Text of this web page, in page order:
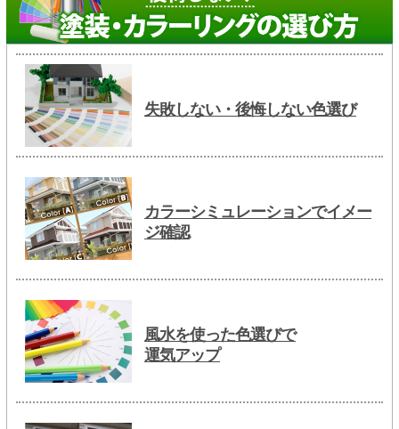
失敗しない・後悔しない色選び
カラーシミュレーションでイメー
ジ確認
風水を使った色選びで
運気アップ